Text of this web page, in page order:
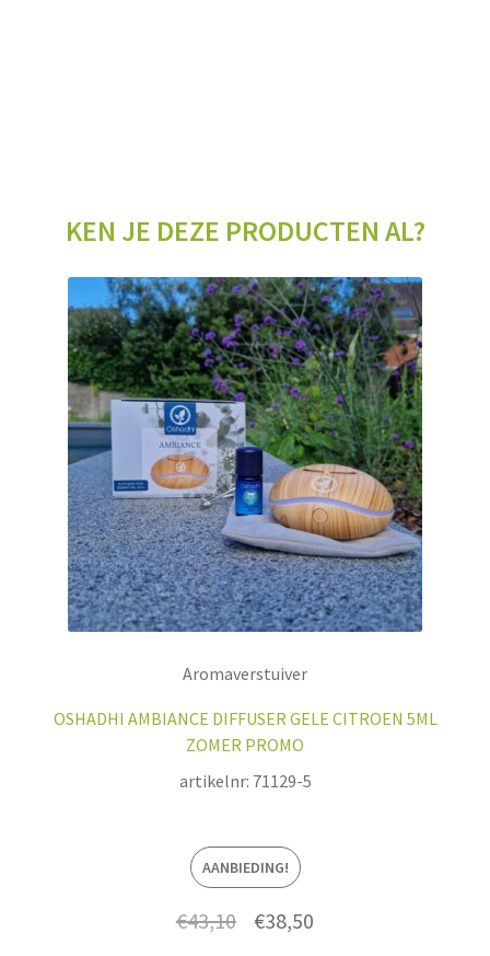
KEN JE DEZE PRODUCTEN AL?
Aromaverstuiver
OSHADHI AMBIANCE DIFFUSER GELE CITROEN 5ML
ZOMER PROMO
artikelnr: 71129-5
AANBIEDING!
€43,10
Oorspronkelijke
€38,50